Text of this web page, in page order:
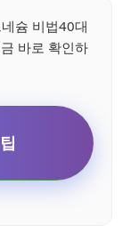
슘 비법40대
바로 확인하